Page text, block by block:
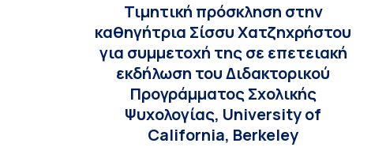
Τιμητική πρόσκληση στην
καθηγήτρια Σίσσυ Χατζηχρήστου
για συμμετοχή της σε επετειακή
εκδήλωση του Διδακτορικού
Προγράμματος Σχολικής
Ψυχολογίας, University of
California, Berkeley